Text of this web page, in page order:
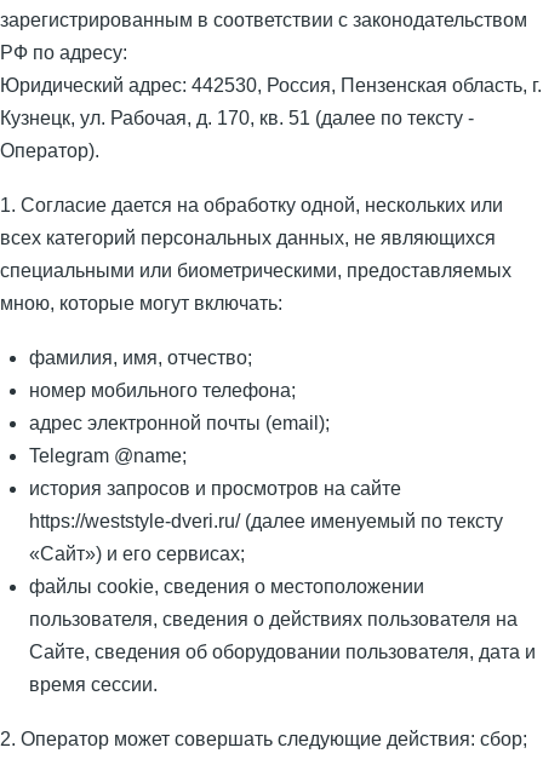
зарегистрированным в соответствии с законодательством
РФ по адресу:
Юридический адрес: 442530, Россия, Пензенская область, г.
Кузнецк, ул. Рабочая, д. 170, кв. 51 (далее по тексту -
Оператор).
1. Согласие дается на обработку одной, нескольких или
всех категорий персональных данных, не являющихся
специальными или биометрическими, предоставляемых
мною, которые могут включать:
фамилия, имя, отчество;
номер мобильного телефона;
адрес электронной почты (email);
Telegram @name;
история запросов и просмотров на сайте
https://weststyle-dveri.ru/ (далее именуемый по тексту
«Сайт») и его сервисах;
файлы cookie, сведения о местоположении
пользователя, сведения о действиях пользователя на
Сайте, сведения об оборудовании пользователя, дата и
время сессии.
2. Оператор может совершать следующие действия: сбор;